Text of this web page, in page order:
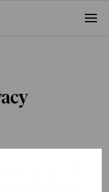
18.9.2023